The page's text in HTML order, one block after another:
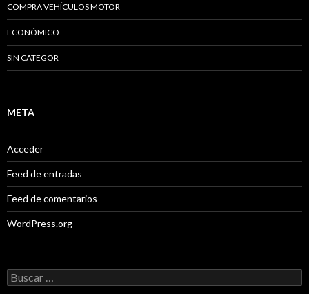
COMPRA VEHÍCULOS MOTOR
ECONÓMICO
SIN CATEGOR
META
Acceder
Feed de entradas
Feed de comentarios
WordPress.org
B
u